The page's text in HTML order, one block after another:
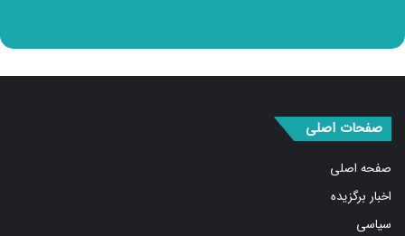
صفحات اصلی
صفحه اصلی
اخبار برگزیده
سیاسی